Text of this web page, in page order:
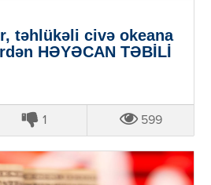
təhlükəli civə okeana
HƏYƏCAN TƏBİLİ
1 599